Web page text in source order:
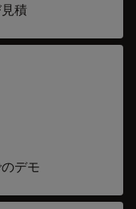
積
デモ